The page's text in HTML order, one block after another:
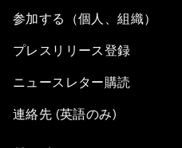
参加する（個人、組織）
プレスリリース登録
ニュースレター購読
連絡先 (英語のみ)